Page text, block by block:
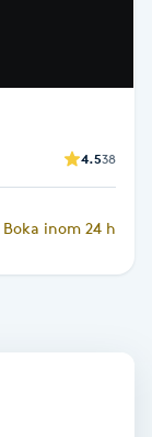
4.538
Boka inom 24 h